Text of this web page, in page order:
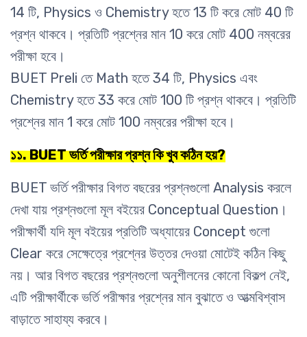
14 টি, Physics ও Chemistry হতে 13 টি করে মোট 40 টি
প্রশ্ন থাকবে। প্রতিটি প্রশ্নের মান 10 করে মোট 400 নম্বরের
পরীক্ষা হবে।
BUET Preli তে Math হতে 34 টি, Physics এবং
Chemistry হতে 33 করে মোট 100 টি প্রশ্ন থাকবে। প্রতিটি
প্রশ্নের মান 1 করে মোট 100 নম্বরের পরীক্ষা হবে।
১১. BUET ভর্তি পরীক্ষার প্রশ্ন কি খুব কঠিন হয়?
BUET ভর্তি পরীক্ষার বিগত বছরের প্রশ্নগুলো Analysis করলে
দেখা যায় প্রশ্নগুলো মূল বইয়ের Conceptual Question।
পরীক্ষার্থী যদি মূল বইয়ের প্রতিটি অধ্যায়ের Concept গুলো
Clear করে সেক্ষেত্রে প্রশ্নের উত্তর দেওয়া মোটেই কঠিন কিছু
নয়। আর বিগত বছরের প্রশ্নগুলো অনুশীলনের কোনো বিকল্প নেই,
এটি পরীক্ষার্থীকে ভর্তি পরীক্ষার প্রশ্নের মান বুঝাতে ও আত্মবিশ্বাস
বাড়াতে সাহায্য করবে।